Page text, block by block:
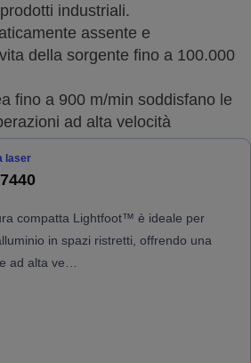
industriali.
assente e
della sorgente fino a 100.000
fino a 900 m/min soddisfano le
ad alta velocità
laser
compatta Lightfoot™ è ideale per
in spazi ristretti, offrendo una
ad alta ve…